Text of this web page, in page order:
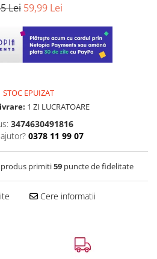
Lei 59,99 Lei
STOC EPUIZAT
1 ZI LUCRATOARE
3474630491816
0378 11 99 07
produs primiti59puncte de fidelitate
Cere informatii